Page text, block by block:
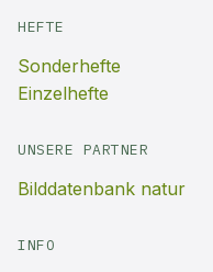
HEFTE
Sonderhefte
Einzelhefte
UNSERE PARTNER
Bilddatenbank natur
INFO